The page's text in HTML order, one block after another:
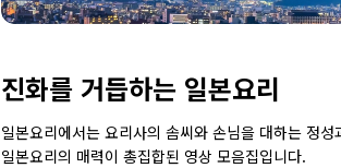
진화를 거듭하는 일본요리
일본요리에서는 요리사의 솜씨와 손님을 대하는 정
일본요리의 매력이 총집합된 영상 모음집입니다.